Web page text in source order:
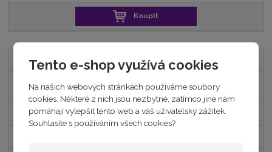
Tento e-shop využívá cookies
Na našich webových stránkách používáme soubory
cookies. Některé z nich jsou nezbytné, zatímco jiné nám
pomáhají vylepšit tento web a váš uživatelský zážitek.
Souhlasíte s používáním všech cookies?
Koupit
8596300095775
skladem